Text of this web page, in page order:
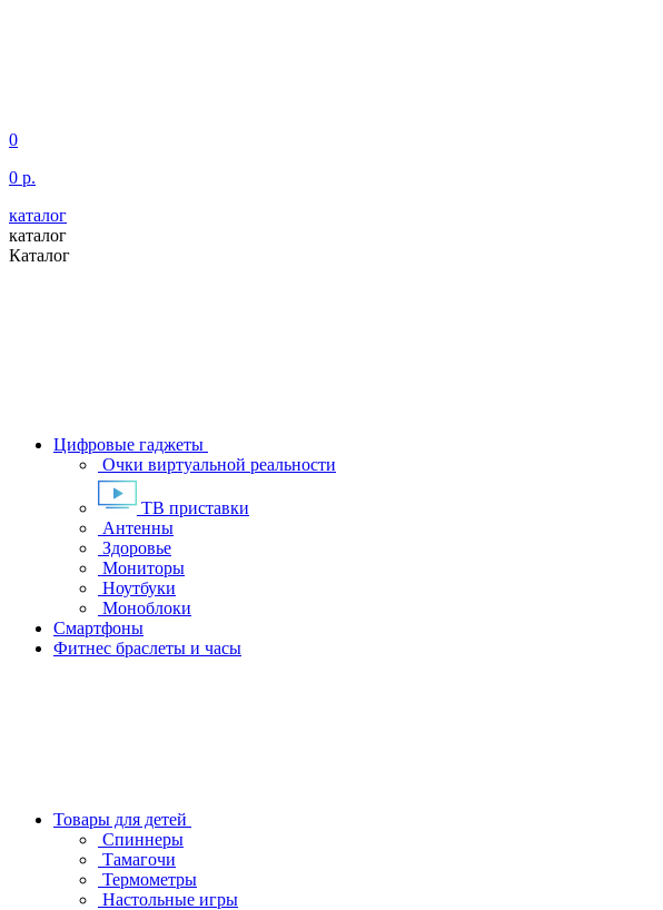
0
0 р.
каталог
каталог
Каталог
Цифровые гаджеты
Очки виртуальной реальности
ТВ приставки
Антенны
Здоровье
Мониторы
Ноутбуки
Моноблоки
Смартфоны
Фитнес браслеты и часы
Товары для детей
Спиннеры
Тамагочи
Термометры
Настольные игры